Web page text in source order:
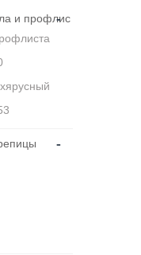
и профлис
-
-